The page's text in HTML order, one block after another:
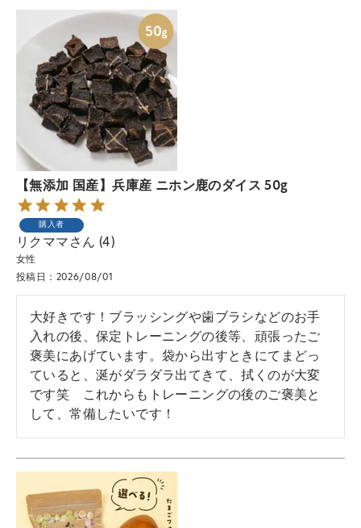
【無添加 国産】兵庫産 ニホン鹿のダイス 50g
購入者
リクママ 4
女性
投稿日
2026/08/01
大好きです！ブラッシングや歯ブラシなどのお手
入れの後、保定トレーニングの後等、頑張ったご
褒美にあげています。袋から出すときにてまどっ
ていると、涎がダラダラ出てきて、拭くのが大変
です笑　これからもトレーニングの後のご褒美と
して、常備したいです！